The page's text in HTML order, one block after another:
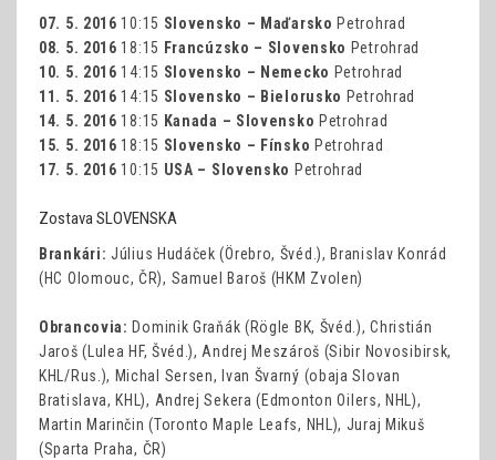
07. 5. 2016 10:15 Slovensko – Maďarsko Petrohrad
08. 5. 2016 18:15 Francúzsko – Slovensko Petrohrad
10. 5. 2016 14:15 Slovensko – Nemecko Petrohrad
11. 5. 2016 14:15 Slovensko – Bielorusko Petrohrad
14. 5. 2016 18:15 Kanada – Slovensko Petrohrad
15. 5. 2016 18:15 Slovensko – Fínsko Petrohrad
17. 5. 2016 10:15 USA – Slovensko Petrohrad
Zostava SLOVENSKA
Brankári: Július Hudáček (Örebro, Švéd.), Branislav Konrád
(HC Olomouc, ČR), Samuel Baroš (HKM Zvolen)
Obrancovia: Dominik Graňák (Rögle BK, Švéd.), Christián
Jaroš (Lulea HF, Švéd.), Andrej Meszároš (Sibir Novosibirsk,
KHL/Rus.), Michal Sersen, Ivan Švarný (obaja Slovan
Bratislava, KHL), Andrej Sekera (Edmonton Oilers, NHL),
Martin Marinčin (Toronto Maple Leafs, NHL), Juraj Mikuš
(Sparta Praha, ČR)